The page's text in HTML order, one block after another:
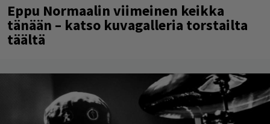
Eppu Normaalin viimeinen keikka
tänään – katso kuvagalleria torstailta
täältä